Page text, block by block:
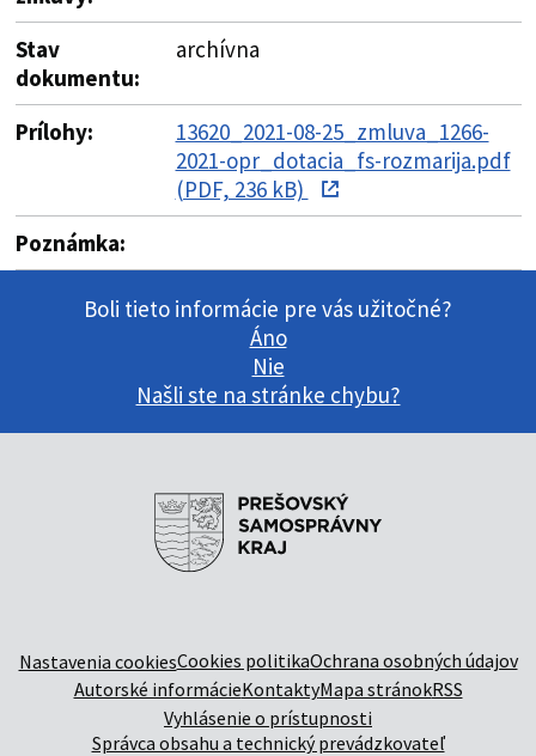
Stav
dokumentu:
archívna
Prílohy:
13620_2021-08-25_zmluva_1266-
2021-opr_dotacia_fs-rozmarija.pdf
(PDF, 236 kB)
Poznámka:
Boli tieto informácie pre vás užitočné?
Áno
Nie
Našli ste na stránke chybu?
Nastavenia cookiesCookies politikaOchrana osobných údajov
Autorské informácieKontaktyMapa stránokRSS
Vyhlásenie o prístupnosti
Správca obsahu a technický prevádzkovateľ